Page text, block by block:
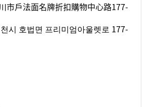
市戶法面名牌折扣購物中心路177-
시 호법면 프리미엄아울렛로 177-